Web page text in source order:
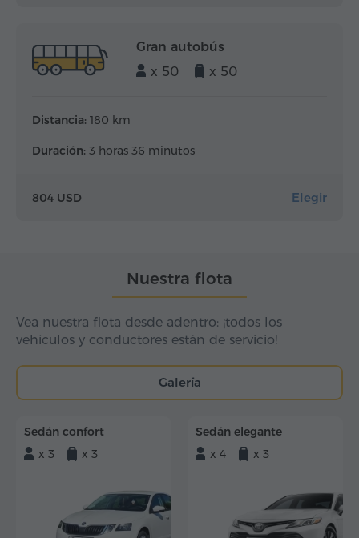
Gran autobús
x 50
x 50
Distancia: 180 km
Duración: 3 horas 36 minutos
804 USD Elegir
Nuestra flota
Vea nuestra flota desde adentro: ¡todos los
vehículos y conductores están de servicio!
Galería
Sedán confort
x 3
x 3
Sedán elegante
x 4
x 3